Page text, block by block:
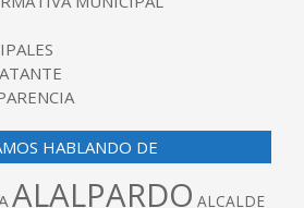
HABLANDO DE
ALALPARDO ALCALDE